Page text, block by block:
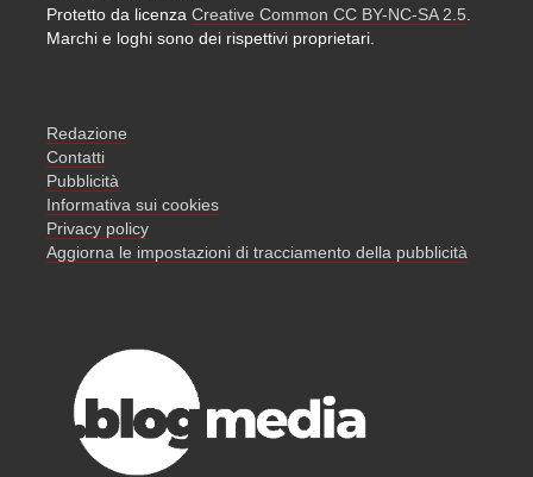
Protetto da licenza Creative Common CC BY-NC-SA 2.5
Marchi e loghi sono dei rispettivi proprietari.
Redazione
Contatti
Pubblicità
Informativa sui cookies
Privacy policy
Aggiorna le impostazioni di tracciamento della pubblicità